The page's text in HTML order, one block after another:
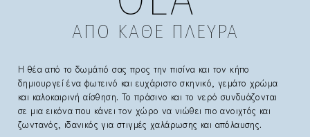
ΑΠΟ ΚΑΘΕ ΠΛΕΥΡΑ
Η θέα από το δωμάτιό σας προς την πισίνα και τον κήπο
δημιουργεί ένα φωτεινό και ευχάριστο σκηνικό, γεμάτο χρώμα
και καλοκαιρινή αίσθηση. Το πράσινο και το νερό συνδυάζονται
σε μια εικόνα που κάνει τον χώρο να νιώθει πιο ανοιχτός και
ζωντανός, ιδανικός για στιγμές χαλάρωσης και απόλαυσης.